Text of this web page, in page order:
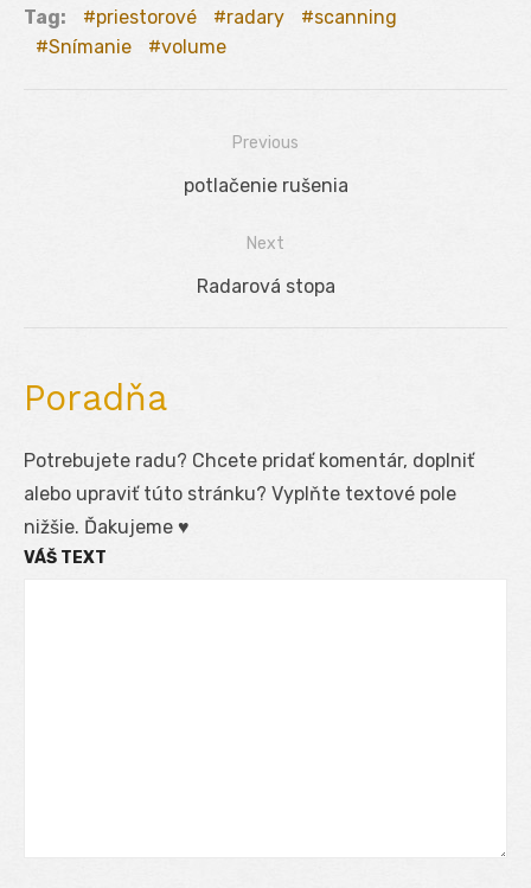
Tag: priestorové radary
scanning
Snímanie
volume
Navigácia
Previous
Previous
potlačenie rušenia
Next
Next
Radarová stopa
Poradňa
Potrebujete radu? Chcete pridať komentár, doplniť
alebo upraviť túto stránku? Vyplňte textové pole
nižšie. Ďakujeme ♥
VÁŠ TEXT